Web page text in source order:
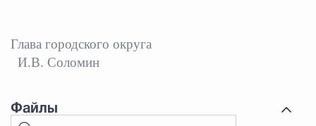
Глава городского округа
И.В. Соломин
Файлы